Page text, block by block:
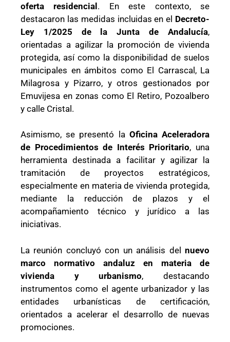
oferta residencial. En este contexto, se
destacaron las medidas incluidas en el Decreto-
Ley 1/2025 de la Junta de Andalucía,
orientadas a agilizar la promoción de vivienda
protegida, así como la disponibilidad de suelos
municipales en ámbitos como El Carrascal, La
Milagrosa y Pizarro, y otros gestionados por
Emuvijesa en zonas como El Retiro, Pozoalbero
y calle Cristal.
Asimismo, se presentó la Oficina Aceleradora
de Procedimientos de Interés Prioritario, una
herramienta destinada a facilitar y agilizar la
tramitación de proyectos estratégicos,
especialmente en materia de vivienda protegida,
mediante la reducción de plazos y el
acompañamiento técnico y jurídico a las
iniciativas.
La reunión concluyó con un análisis del nuevo
marco normativo andaluz en materia de
vivienda y urbanismo, destacando
instrumentos como el agente urbanizador y las
entidades urbanísticas de certificación,
orientados a acelerar el desarrollo de nuevas
promociones.